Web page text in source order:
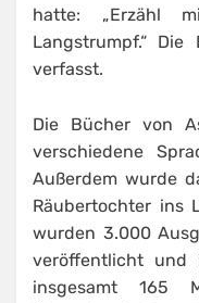
hatte: „Erzähl
Langstrumpf.“
verfasst.
Die Bücher von
verschiedene
Außerdem wurde
Räubertochter ins
wurden 3.000
veröffentlicht und
insgesamt 165